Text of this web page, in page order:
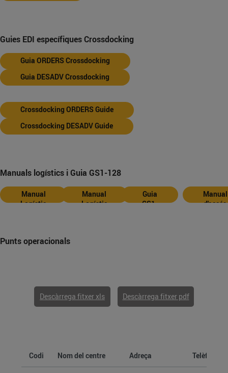
Guies EDI específiques Crossdocking
Guia ORDERS Crossdocking
Guia DESADV Crossdocking
Crossdocking ORDERS Guide
Crossdocking DESADV Guide
Manuals logístics i Guia GS1-128
Manual
Logístic
Manual
Logístic
Guia
GS1-
Manual
d'accés
Punts operacionals
Descàrrega fitxer xls Descàrrega fitxer pdf
Codi Nom del centre Adreça Telèfon